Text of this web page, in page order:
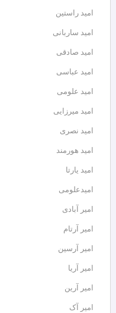
امید راستین
امید ساربانی
امید صادقی
امید عباسی
امید علومی
امید میرزایی
امید نصری
امید هورمند
امید یارتا
امیدعلومی
امیر آبادی
امیر آرتام
امیر آرسین
امیر آریا
امیر آرین
امیر آک